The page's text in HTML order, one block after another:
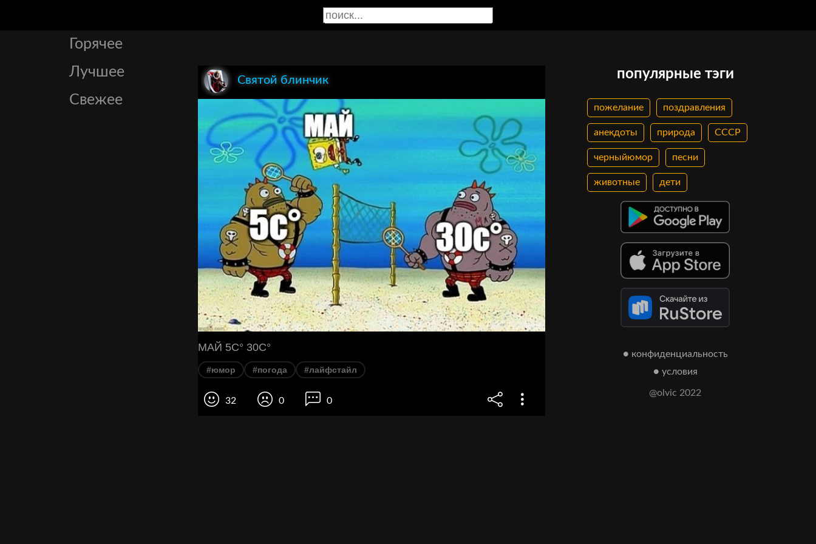
Горячее
Лучшее
Свежее
Святой блинчик
МАЙ 5C° 30C°
#юмор #погода #лайфстайл
32 0 0
популярные тэги
пожелание поздравления
анекдоты природа СССР
черныйюмор песни
животные дети
● конфиденциальность
● условия
@olvic 2022